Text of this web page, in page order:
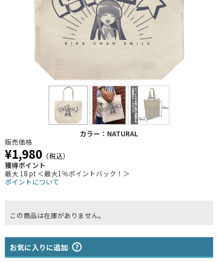
カラー：NATURAL
販売価格
¥1,980 （税込）
獲得ポイント
最大 18 pt ＜最大1％ポイントバック！＞
ポイントについて
この商品は在庫がありません。
お気に入りに追加